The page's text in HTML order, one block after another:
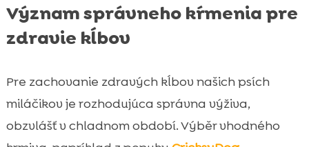
Význam správneho kŕmenia pre
zdravie kĺbov
Pre zachovanie zdravých kĺbov našich psích
miláčikov je rozhodujúca správna výživa,
obzvlášť v chladnom období. Výběr vhodného